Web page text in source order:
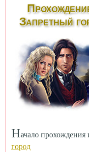
Запретный
Начало
город